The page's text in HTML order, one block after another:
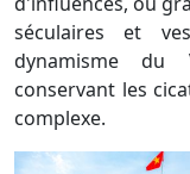
séculaires et
dynamisme du
conservant les
complexe.